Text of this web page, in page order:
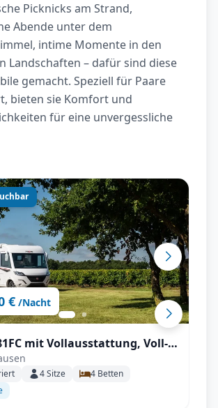
Picknicks am Strand,
Abende unter dem
intime Momente in den
Landschaften – dafür sind diese
gemacht. Speziell für Paare
bieten sie Komfort und
für eine unvergessliche
€ /Nacht
mit Vollausstattung, Voll-
Klima, hohe
AHK, TV & SAT, Luftfederung,
4Sitze 4 Betten